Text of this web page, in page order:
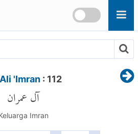
Ali 'Imran : 112
آل عمران
Imran